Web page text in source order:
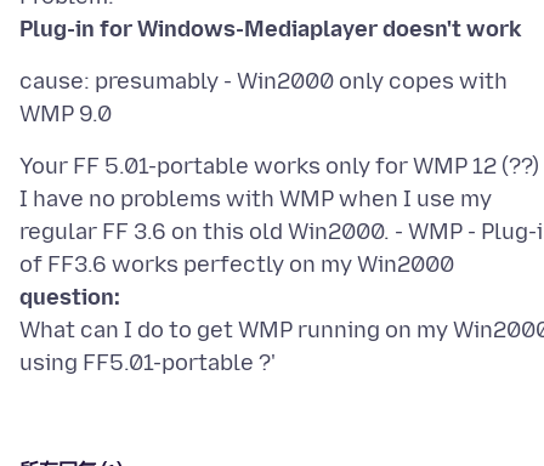
Plug-in for Windows-Mediaplayer doesn't work
cause: presumably - Win2000 only copes with
Your FF 5.01-portable works only for WMP 12 (??)
I have no problems with WMP when I use my
regular FF 3.6 on this old Win2000. - WMP - Plug-
question:
What can I do to get WMP running on my
using FF5.01-portable ?'